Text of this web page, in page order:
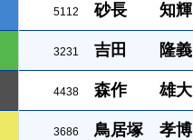
5112 砂長 知輝
3231 吉田 隆義
4438 森作 雄大
3686 鳥居塚 孝博